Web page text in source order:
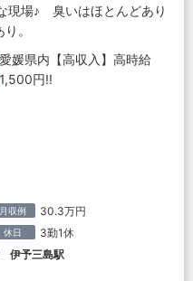
現場♪ 臭いはほとんどあり
。
愛媛県内【高収入】高時給
1,500円!!
月収例 30.3万円
休日 3勤1休
伊予三島駅